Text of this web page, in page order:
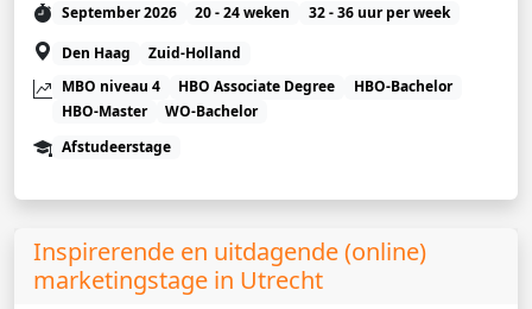
September 2026 20 - 24 weken
32 - 36 uur per week
Den Haag
Zuid-Holland
MBO niveau 4
HBO Associate Degree
HBO-Bachelor
HBO-Master
WO-Bachelor
Afstudeerstage
Inspirerende en uitdagende (online)
marketingstage in Utrecht